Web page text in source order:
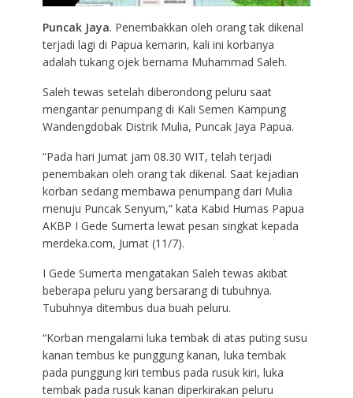
Puncak Jaya. Penembakkan oleh orang tak dikenal
terjadi lagi di Papua kemarin, kali ini korbanya
adalah tukang ojek bernama Muhammad Saleh.
Saleh tewas setelah diberondong peluru saat
mengantar penumpang di Kali Semen Kampung
Wandengdobak Distrik Mulia, Puncak Jaya Papua.
“Pada hari Jumat jam 08.30 WIT, telah terjadi
penembakan oleh orang tak dikenal. Saat kejadian
korban sedang membawa penumpang dari Mulia
menuju Puncak Senyum,” kata Kabid Humas Papua
AKBP I Gede Sumerta lewat pesan singkat kepada
merdeka.com, Jumat (11/7).
I Gede Sumerta mengatakan Saleh tewas akibat
beberapa peluru yang bersarang di tubuhnya.
Tubuhnya ditembus dua buah peluru.
“Korban mengalami luka tembak di atas puting susu
kanan tembus ke punggung kanan, luka tembak
pada punggung kiri tembus pada rusuk kiri, luka
tembak pada rusuk kanan diperkirakan peluru